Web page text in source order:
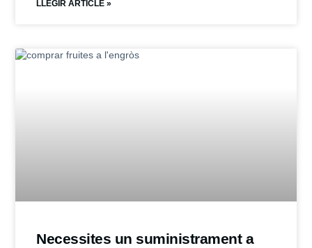
LLEGIR ARTICLE »
Necessites un suministrament a